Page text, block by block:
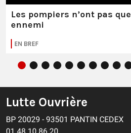
Les pompiers n’ont pas
ennemi
EN BREF
Lutte Ouvrière
BP 20029 - 93501 PANTIN CEDEX